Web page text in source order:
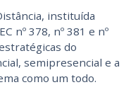
instituída
nº 378, nº 381 e nº
do
semipresencial e a
como um todo.